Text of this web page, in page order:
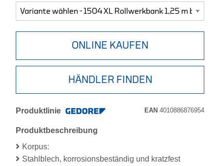
ONLINE KAUFEN
HÄNDLER FINDEN
Produktlinie EAN 4010886876954
Produktbeschreibung
Korpus:
Stahlblech, korrosionsbeständig und kratzfest